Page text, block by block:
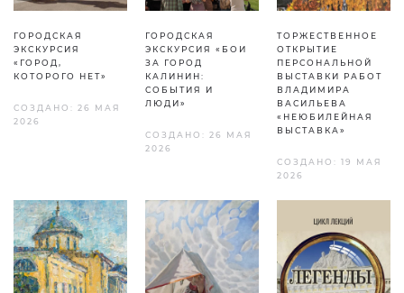
ГОРОДСКАЯ
ЭКСКУРСИЯ
«ГОРОД,
КОТОРОГО НЕТ»
СОЗДАНО: 26 МАЯ
2026
ГОРОДСКАЯ
ЭКСКУРСИЯ «БОИ
ЗА ГОРОД
КАЛИНИН:
СОБЫТИЯ И
ЛЮДИ»
СОЗДАНО: 26 МАЯ
2026
ТОРЖЕСТВЕННОЕ
ОТКРЫТИЕ
ПЕРСОНАЛЬНОЙ
ВЫСТАВКИ РАБОТ
ВЛАДИМИРА
ВАСИЛЬЕВА
«НЕЮБИЛЕЙНАЯ
ВЫСТАВКА»
СОЗДАНО: 19 МАЯ
2026